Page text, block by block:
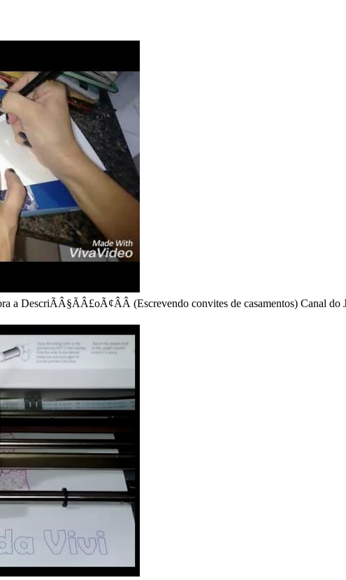
a DescriÃÂ§ÃÂ£oÃ¢ÂÂ (Escrevendo convites de casamentos)